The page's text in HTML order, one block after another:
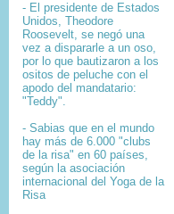
- El presidente de Estados
Unidos, Theodore
Roosevelt, se negó una
vez a dispararle a un oso,
por lo que bautizaron a los
ositos de peluche con el
apodo del mandatario:
"Teddy".
- Sabias que en el mundo
hay más de 6.000 "clubs
de la risa" en 60 países,
según la asociación
internacional del Yoga de la
Risa